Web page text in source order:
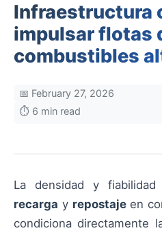
Infraestructura
impulsar flotas
combustibles
📅 February 27, 2026
⏱️ 6 min read
La densidad y
recarga y repostajeen
condiciona directamente